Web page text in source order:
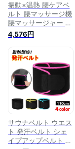
振動×温熱 腰ケアベ
ルト 腰マッサージ機
腰マッサージャー ラ
イト付き 腹筋ベルト
温熱 生理痛 サポー
ター 腰ベルト 筋膜
温め リリース 健康
腰 ベルト 引き締め
産後 振動 腰の痛み
お腹 ギフト プレゼ
ント 誕生日 可愛い
解消グッズ
4,576円
サウナベルト ウエス
ト 発汗ベルト シェ
イプアップベルト 加